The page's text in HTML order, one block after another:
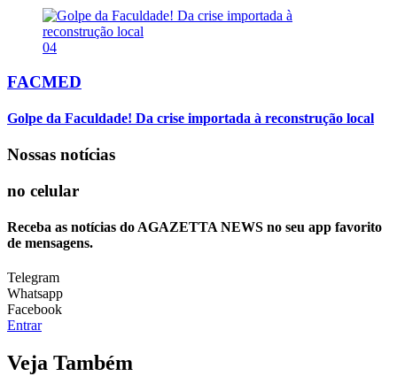
04
FACMED
Golpe da Faculdade! Da crise importada à reconstrução local
Nossas notícias
no celular
Receba as notícias do AGAZETTA NEWS no seu app favorito
de mensagens.
Telegram
Whatsapp
Facebook
Entrar
Veja Também